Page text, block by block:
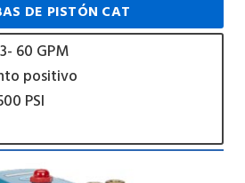
DE PISTÓN CAT
60 GPM
positivo
PSI